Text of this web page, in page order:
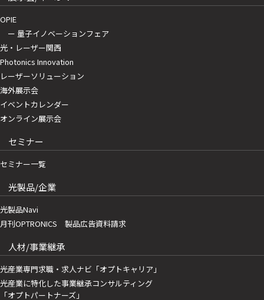
OPIE
ー 量子イノベーションフェア
光・レーザー関西
Photonics Innovation
レーザーソリューション
海外展示会
イベントカレンダー
オンライン展示会
セミナー
セミナー一覧
光製品/企業
光製品Navi
月刊OPTRONICS 製品広告資料請求
人材/事業継承
光産業専門求職・求人ナビ「オプトキャリア」
光産業に特化した事業継承コンサルティング
「オプトパートナーズ」